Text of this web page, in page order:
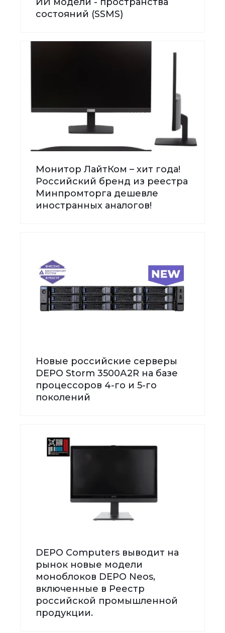
состояний (SSMS)
Монитор ЛайтКом – хит года!
Российский бренд из реестра
Минпромторга дешевле
иностранных аналогов!
Новые российские серверы
DEPO Storm 3500А2R на базе
процессоров 4-го и 5-го
поколений
DEPO Computers выводит на
рынок новые модели
моноблоков DEPO Neos,
включенные в Реестр
российской промышленной
продукции.